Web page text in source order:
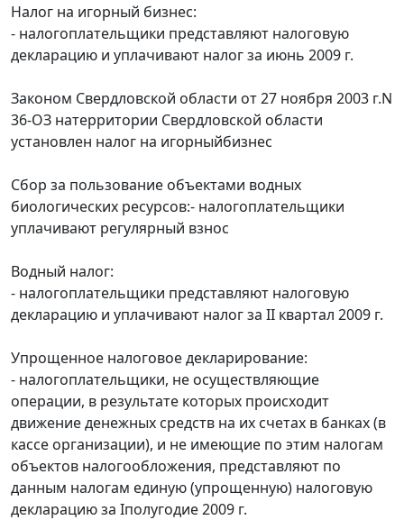
Налог на игорный бизнес:
- налогоплательщики представляют налоговую
декларацию и уплачивают налог за июнь 2009 г.
Законом Свердловской области от 27 ноября 2003 г.N
36-ОЗ натерритории Свердловской области
установлен налог на игорныйбизнес
Сбор за пользование объектами водных
биологических ресурсов:- налогоплательщики
уплачивают регулярный взнос
Водный налог:
- налогоплательщики представляют налоговую
декларацию и уплачивают налог за II квартал 2009 г.
Упрощенное налоговое декларирование:
- налогоплательщики, не осуществляющие
операции, в результате которых происходит
движение денежных средств на их счетах в банках (в
кассе организации), и не имеющие по этим налогам
объектов налогообложения, представляют по
данным налогам единую (упрощенную) налоговую
декларацию за Iполугодие 2009 г.